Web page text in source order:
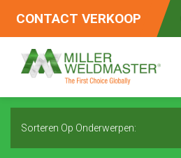
CONTACT VERKOOP
Sorteren Op Onderwerpen: